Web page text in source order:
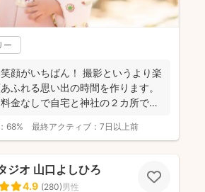
ー
顔がいちばん！ 撮影というより楽
ふれる思い出の時間を作ります。
金なしで自宅と神社の２カ所で撮
68% 最終アクティブ： 7日以上前
ジオ 山口よしひろ
4.9 (280)男性